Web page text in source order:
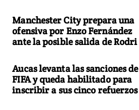
Manchester City prepara una
ofensiva por Enzo Fernández
ante la posible salida de Rodri
Aucas levanta las sanciones de
FIFA y queda habilitado para
inscribir a sus cinco refuerzos